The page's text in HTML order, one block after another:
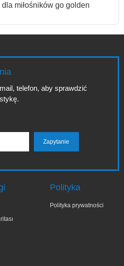
miłośników go golden
telefon, aby sprawdzić
Polityka
Polityka prywatności